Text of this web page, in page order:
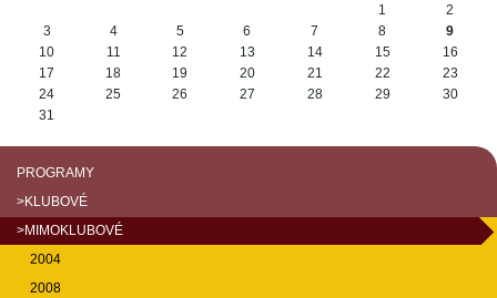
1
2
3
4 5 6 7 8
9
10
11 12 13 14 15
16
17
18 19 20 21 22
23
24
25 26 27 28 29
30
31
PROGRAMY
>KLUBOVÉ
>MIMOKLUBOVÉ
2004
2008